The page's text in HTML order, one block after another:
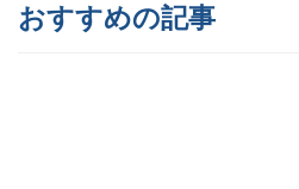
おすすめの記事